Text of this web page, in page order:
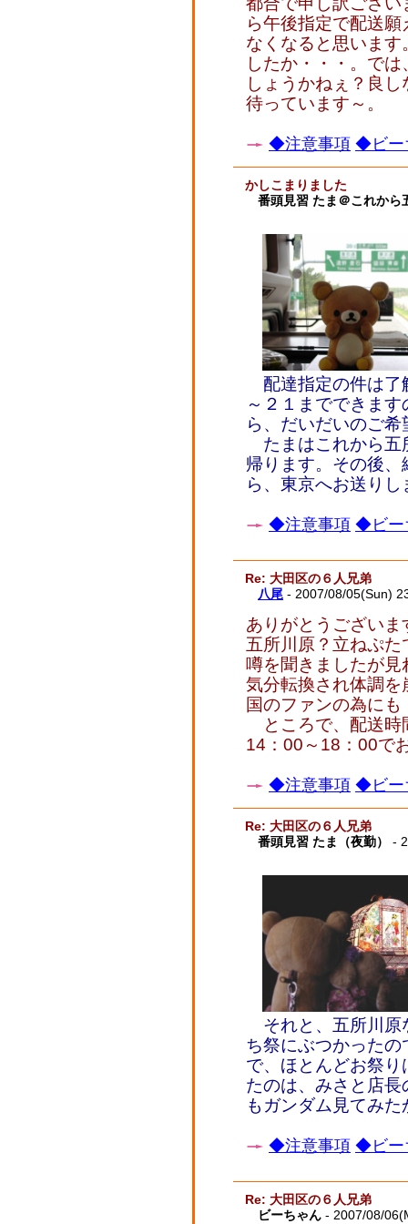
ら午後指定で配送
なくなると思いま
したか・・・。で
しょうかねぇ？良
待っています～。
◆注意事項 ◆ビー
かしこまりました
番頭見習 たま＠これから
配達指定の件は了
～２１までできま
ら、だいだいのご
たまはこれから五
帰ります。その後
ら、東京へお送りし
◆注意事項 ◆ビー
Re: 大田区の６人兄弟
八尾 - 2007/08/05(Sun)
ありがとうございま
五所川原？立ねぷ
噂を聞きましたが
気分転換され体調
国のファンの為にも
ところで、配送時
14：00～18：00で
◆注意事項 ◆ビー
Re: 大田区の６人兄弟
番頭見習 たま（夜勤）
-
それと、五所川原
ち祭にぶつかった
で、ほとんどお祭
たのは、みさと店
もガンダム見てみ
◆注意事項 ◆ビー
Re: 大田区の６人兄弟
ビーちゃん - 2007/08/